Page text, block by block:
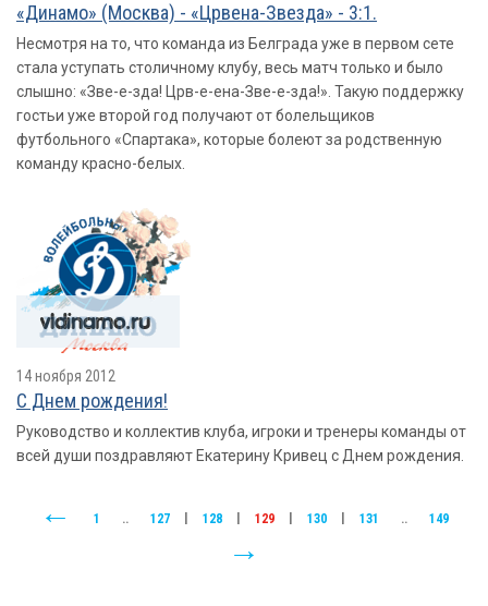
«Динамо» (Москва) - «Црвена-Звезда» - 3:1.
Несмотря на то, что команда из Белграда уже в первом сете
стала уступать столичному клубу, весь матч только и было
слышно: «Зве-е-зда! Црв-е-ена-Зве-е-зда!». Такую поддержку
гостьи уже второй год получают от болельщиков
футбольного «Спартака», которые болеют за родственную
команду красно-белых.
14 ноября 2012
С Днем рождения!
Руководство и коллектив клуба, игроки и тренеры команды от
всей души поздравляют Екатерину Кривец с Днем рождения.
1 .. 127 128 129 130 131 .. 149